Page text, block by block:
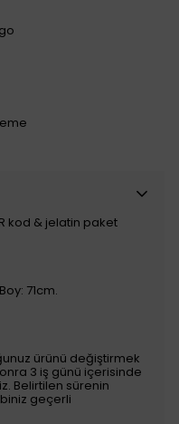
kod & jelatin paket
71cm.
ürünü değiştirmek
3 iş günü içerisinde
Belirtilen sürenin
geçerli